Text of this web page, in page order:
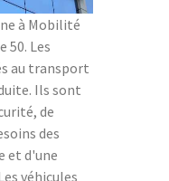
à Mobilité
50. Les
au transport
Ils sont
de
des
et d'une
véhicules